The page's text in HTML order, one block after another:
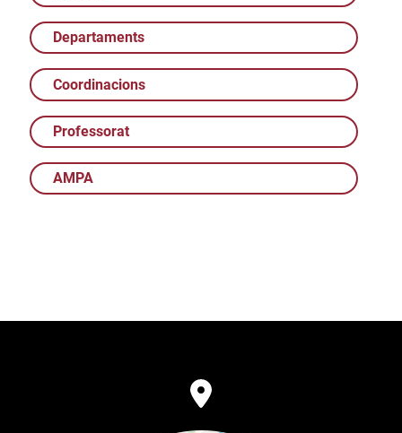
Departaments
Coordinacions
Professorat
AMPA